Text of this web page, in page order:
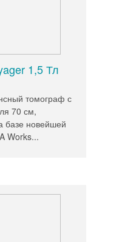
1,5 Тл
томограф с
70 см,
базе новейшей
Works...